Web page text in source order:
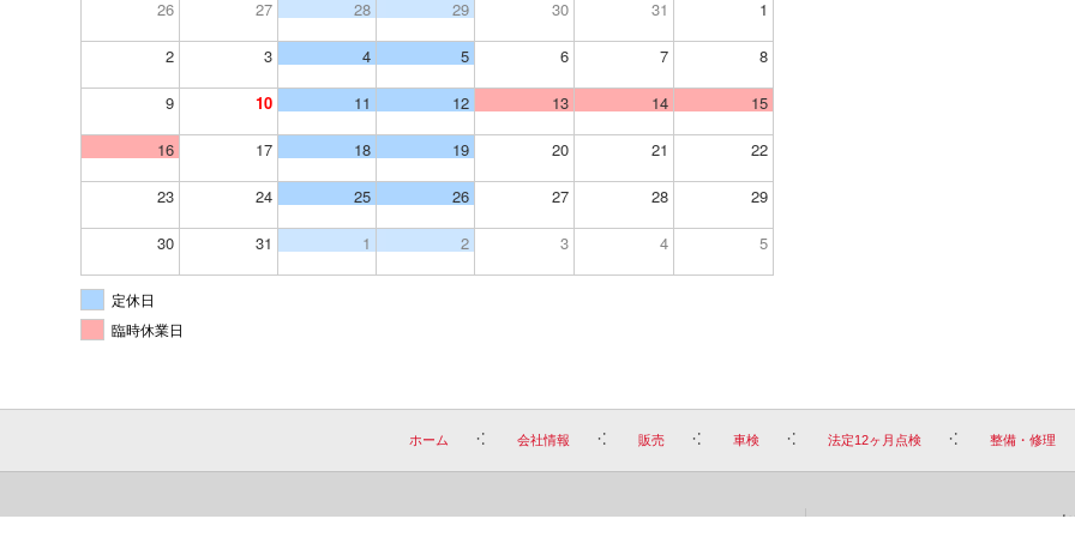
26 27 28 29 30 31 1
2 3 4 5 6 7 8
9 10 11 12 13 14 15
16 17 18 19 20 21 22
23 24 25 26 27 28 29
30 31 1 2 3 4 5
定休日
臨時休業日
ホーム 会社情報 販売 車検 法定12ヶ月点検 整備・修理